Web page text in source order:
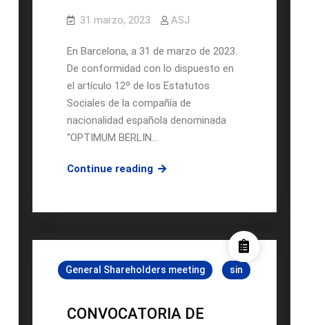
31 marzo, 2023 ASJ
En Barcelona, a 31 de marzo de 2023.
De conformidad con lo dispuesto en
el artículo 12º de los Estatutos
Sociales de la compañía de
nacionalidad española denominada
“OPTIMUM BERLIN…
Continue readingCONVOCATORIA
ORDINARA
EXTRAORDINARIA
ACCIONISTAS
General Shareholders meeting sin
CONVOCATORIA DE